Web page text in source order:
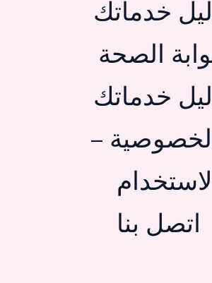
خدماتك
الصحة
خدماتك
–
اتصل بنا